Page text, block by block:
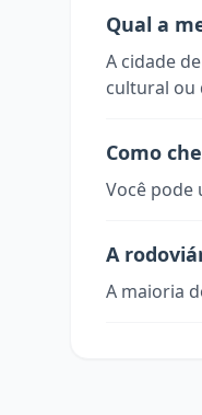
Qual a
A cidade
cultural ou
Como
Você pode
A
A maioria